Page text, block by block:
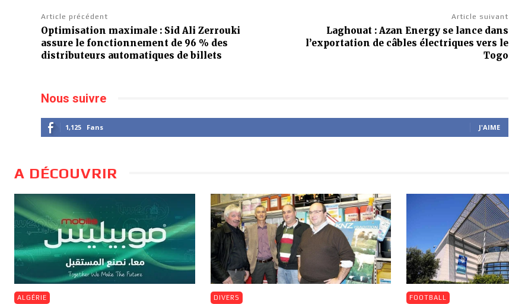
Article précédent
Optimisation maximale : Sid Ali Zerrouki
assure le fonctionnement de 96 % des
distributeurs automatiques de billets
Article suivant
Laghouat : Azan Energy se lance dans
l’exportation de câbles électriques vers le
Togo
Nous suivre
1,125 Fans J'AIME
A DÉCOUVRIR
ALGÉRIE DIVERS FOOTBALL